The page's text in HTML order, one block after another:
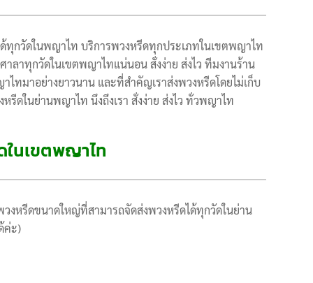
ทุกวัดในพญาไท บริการพวงหรีดทุกประเภทในเขตพญาไท
าลาทุกวัดในเขตพญาไทแน่นอน สั่งง่าย ส่งไว ทีมงานร้าน
ทมาอย่างยาวนาน และที่สำคัญเราส่งพวงหรีดโดยไม่เก็บ
ดในย่านพญาไท นึงถึงเรา สั่งง่าย ส่งไว ทั่วพญาไท
ในเขตพญาไท
งหรีดขนาดใหญ่ที่สามารถจัดส่งพวงหรีดได้ทุกวัดในย่าน
ค่ะ)